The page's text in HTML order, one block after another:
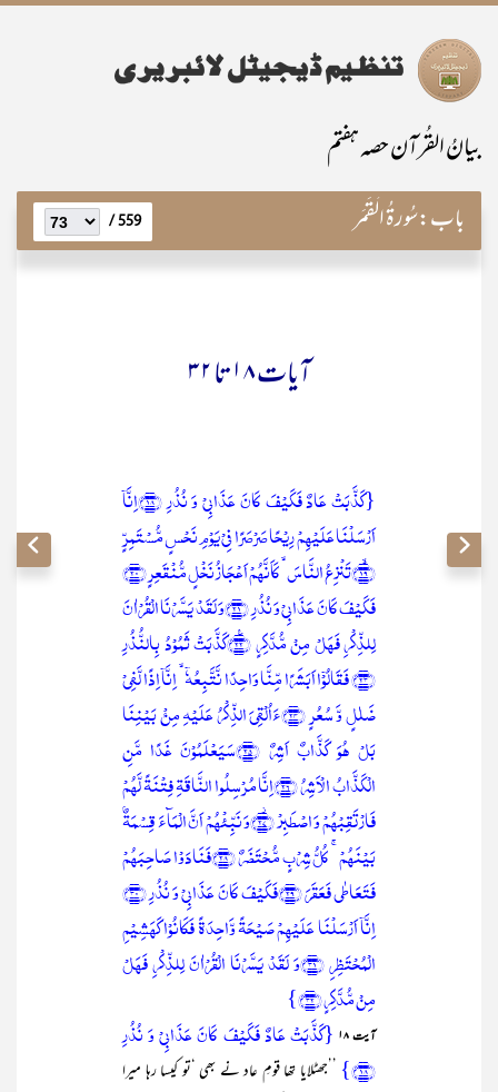
بیانُ القُرآن حصہ ہفتم
باب:سُورۃُ الْقَمَر 559 /
آیات ۱۸ تا ۳۲
{کَذَّبَتۡ عَادٌ فَکَیۡفَ کَانَ عَذَابِیۡ وَ نُذُرِ ﴿۱۸﴾اِنَّاۤ
اَرۡسَلۡنَا عَلَیۡہِمۡ رِیۡحًا صَرۡصَرًا فِیۡ یَوۡمِ نَحۡسٍ مُّسۡتَمِرٍّ
﴿ۙ۱۹﴾تَنۡزِعُ النَّاسَ ۙ کَاَنَّہُمۡ اَعۡجَازُ نَخۡلٍ مُّنۡقَعِرٍ ﴿۲۰﴾
فَکَیۡفَ کَانَ عَذَابِیۡ وَ نُذُرِ ﴿۲۱﴾وَ لَقَدۡ یَسَّرۡنَا الۡقُرۡاٰنَ
لِلذِّکۡرِ فَہَلۡ مِنۡ مُّدَّکِرٍ ﴿٪۲۲﴾کَذَّبَتۡ ثَمُوۡدُ بِالنُّذُرِ
﴿۲۳﴾ فَقَالُوۡۤا اَبَشَرًا مِّنَّا وَاحِدًا نَّتَّبِعُہٗۤ ۙ اِنَّاۤ اِذًا لَّفِیۡ
ضَلٰلٍ وَّ سُعُرٍ ﴿۲۴﴾ءَاُلۡقِیَ الذِّکۡرُ عَلَیۡہِ مِنۡۢ بَیۡنِنَا
بَلۡ ہُوَ کَذَّابٌ اَشِرٌ ﴿۲۵﴾سَیَعۡلَمُوۡنَ غَدًا مَّنِ
الۡکَذَّابُ الۡاَشِرُ ﴿۲۶﴾اِنَّا مُرۡسِلُوا النَّاقَۃِ فِتۡنَۃً لَّہُمۡ
فَارۡتَقِبۡہُمۡ وَ اصۡطَبِرۡ ﴿۫۲۷﴾وَ نَبِّئۡہُمۡ اَنَّ الۡمَآءَ قِسۡمَۃٌۢ
بَیۡنَہُمۡ ۚ کُلُّ شِرۡبٍ مُّحۡتَضَرٌ ﴿۲۸﴾فَنَادَوۡا صَاحِبَہُمۡ
فَتَعَاطٰی فَعَقَرَ ﴿۲۹﴾فَکَیۡفَ کَانَ عَذَابِیۡ وَ نُذُرِ ﴿۳۰﴾
اِنَّاۤ اَرۡسَلۡنَا عَلَیۡہِمۡ صَیۡحَۃً وَّاحِدَۃً فَکَانُوۡا کَہَشِیۡمِ
الۡمُحۡتَظِرِ ﴿۳۱﴾وَ لَقَدۡ یَسَّرۡنَا الۡقُرۡاٰنَ لِلذِّکۡرِ فَہَلۡ
مِنۡ مُّدَّکِرٍ ﴿۳۲﴾}
آیت ۱۸
{کَذَّبَتۡ عَادٌ فَکَیۡفَ کَانَ عَذَابِیۡ وَ نُذُرِ
﴿۱۸﴾}
’’جھٹلایا تھا قومِ عاد نے بھی ‘تو کیسا رہا میرا